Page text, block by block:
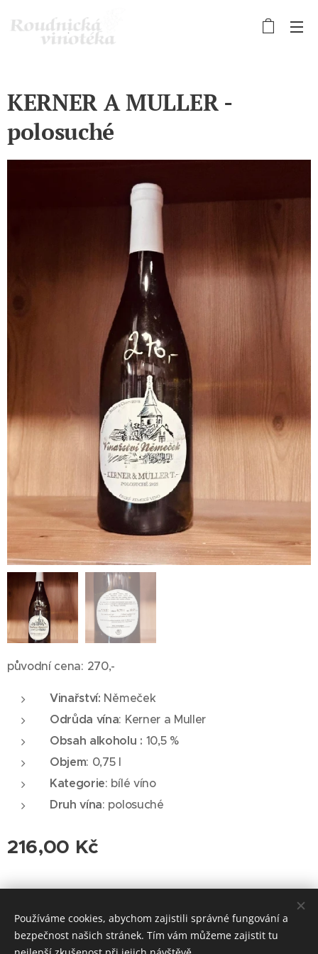
KERNER A MULLER -
polosuché
původní cena: 270,-
Vinařství: Němeček
Odrůda vína: Kerner a Muller
Obsah alkoholu : 10,5 %
Objem: 0,75 l
Kategorie: bílé víno
Druh vína: polosuché
216,00 Kč
© 2026 Roudnická vinotéka. Všechna práva vyhrazena.
Cookies
Používáme cookies, abychom zajistili správné fungování a
bezpečnost našich stránek. Tím vám můžeme zajistit tu